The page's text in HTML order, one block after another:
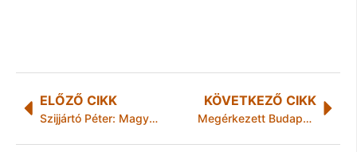
ELŐZŐ CIKK
Szijjártó Péter: Magyarország továbbra is részt kíván venni az ukrajnai EBESZ-misszióban
KÖVETKEZŐ CIKK
Megérkezett Budapestre a kanadai Air Transat első járata